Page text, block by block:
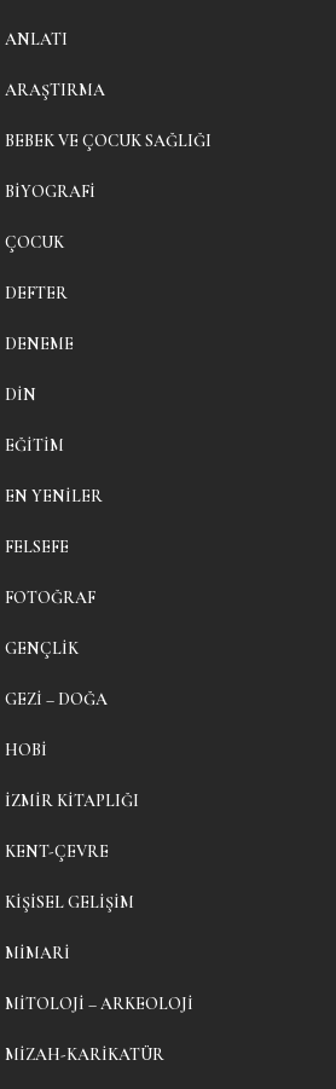
ANLATI
ARAŞTIRMA
BEBEK VE ÇOCUK SAĞLIĞI
BIYOGRAFI
ÇOCUK
DEFTER
DENEME
DIN
EĞITIM
EN YENILER
FELSEFE
FOTOĞRAF
GENÇLIK
GEZI – DOĞA
HOBI
İZMIR KITAPLIĞI
KENT-ÇEVRE
KIŞISEL GELIŞIM
MIMARI
MITOLOJI – ARKEOLOJI
MIZAH-KARIKATÜR